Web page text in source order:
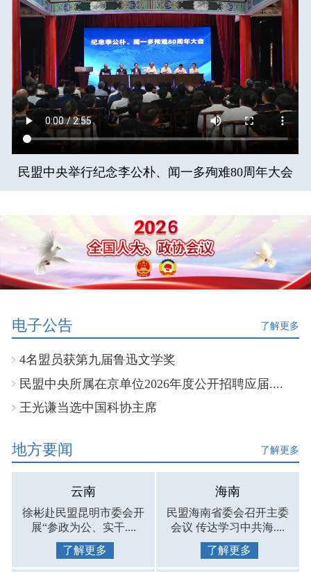
民盟中央举行纪念李公朴、闻一多殉难80周年大会
电子公告 了解更多
4名盟员获第九届鲁迅文学奖
民盟中央所属在京单位2026年度公开招聘应届....
王光谦当选中国科协主席
地方要闻 了解更多
云南
徐彬赴民盟昆明市委会开
展“参政为公、实干....
了解更多
海南
民盟海南省委会召开主委
会议 传达学习中共海....
了解更多